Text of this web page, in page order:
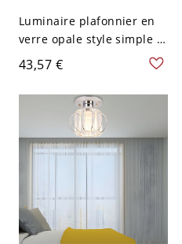
Luminaire plafonnier en
verre opale style simple 1
lumière avec support noir
43,57 €